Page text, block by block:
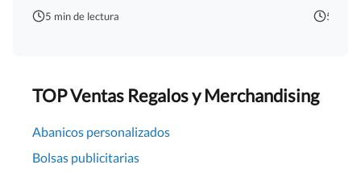
5 min de lectura 5 min
TOP Ventas Regalos y Merchandising
Abanicos personalizados
Bolsas publicitarias